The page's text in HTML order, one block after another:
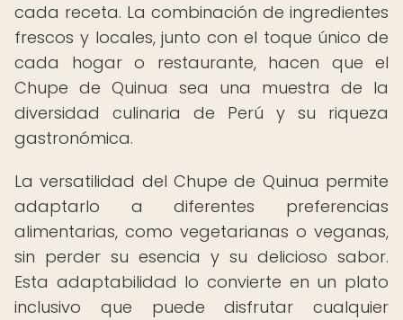
cada receta. La combinación de ingredientes
frescos y locales, junto con el toque único de
cada hogar o restaurante, hacen que el
Chupe de Quinua sea una muestra de la
diversidad culinaria de Perú y su riqueza
gastronómica.
La versatilidad del Chupe de Quinua permite
adaptarlo a diferentes preferencias
alimentarias, como vegetarianas o veganas,
sin perder su esencia y su delicioso sabor.
Esta adaptabilidad lo convierte en un plato
inclusivo que puede disfrutar cualquier